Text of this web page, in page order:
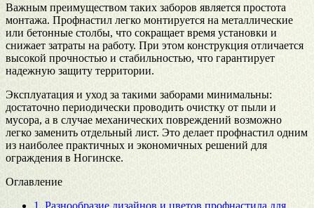
Важным преимуществом таких заборов является простота
монтажа. Профнастил легко монтируется на металлические
или бетонные столбы, что сокращает время установки и
снижает затраты на работу. При этом конструкция отличается
высокой прочностью и стабильностью, что гарантирует
надежную защиту территории.
Эксплуатация и уход за такими заборами минимальны:
достаточно периодически проводить очистку от пыли и
мусора, а в случае механических повреждений возможно
легко заменить отдельный лист. Это делает профнастил одним
из наиболее практичных и экономичных решений для
ограждения в Ногинске.
Оглавление
1. Разнообразие дизайнов и цветов профнастила для